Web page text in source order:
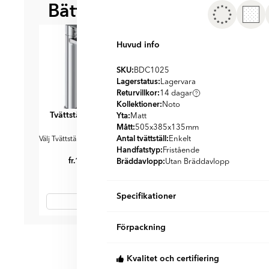
Bättre tillsammans BÄST ATT
Tvättställsblandare
Välj Tvättställsblandare i krom
fr.1779
Tvättställsblandare
Svart
Välj Svart Tvättställsblandare
fr.1889SEK
Huvud info
SKU: BDC1025
Lagerstatus: Lagervara
Returvillkor:14 dagar
Kollektioner: Noto
Yta: Matt
Mått:505x385x135mm
Antal tvättställ: Enkelt
Handfatstyp: Fristående
Bräddavlopp:Utan Bräddavlopp
Specifikationer
Produktmaterial:
Utseende: Enfärgad
Land:Polen
Förpackning
St/box:
KG per Box:
Kvalitet och certifiering